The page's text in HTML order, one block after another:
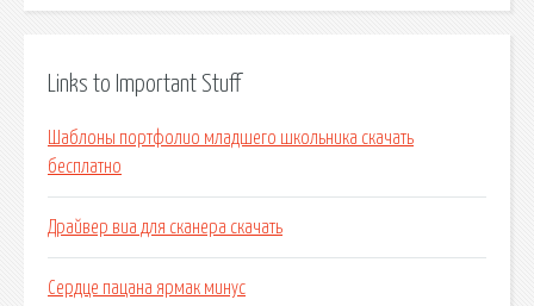
Links to Important Stuff
Шаблоны портфолио младшего школьника скачать
бесплатно
Драйвер виа для сканера скачать
Сердце пацана ярмак минус